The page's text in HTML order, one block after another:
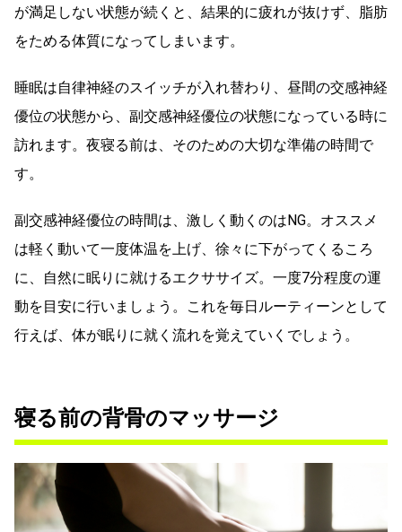
が満足しない状態が続くと、結果的に疲れが抜けず、脂肪
をためる体質になってしまいます。
睡眠は自律神経のスイッチが入れ替わり、昼間の交感神経
優位の状態から、副交感神経優位の状態になっている時に
訪れます。夜寝る前は、そのための大切な準備の時間で
す。
副交感神経優位の時間は、激しく動くのはNG。オススメ
は軽く動いて一度体温を上げ、徐々に下がってくるころ
に、自然に眠りに就けるエクササイズ。一度7分程度の運
動を目安に行いましょう。これを毎日ルーティーンとして
行えば、体が眠りに就く流れを覚えていくでしょう。
寝る前の背骨のマッサージ